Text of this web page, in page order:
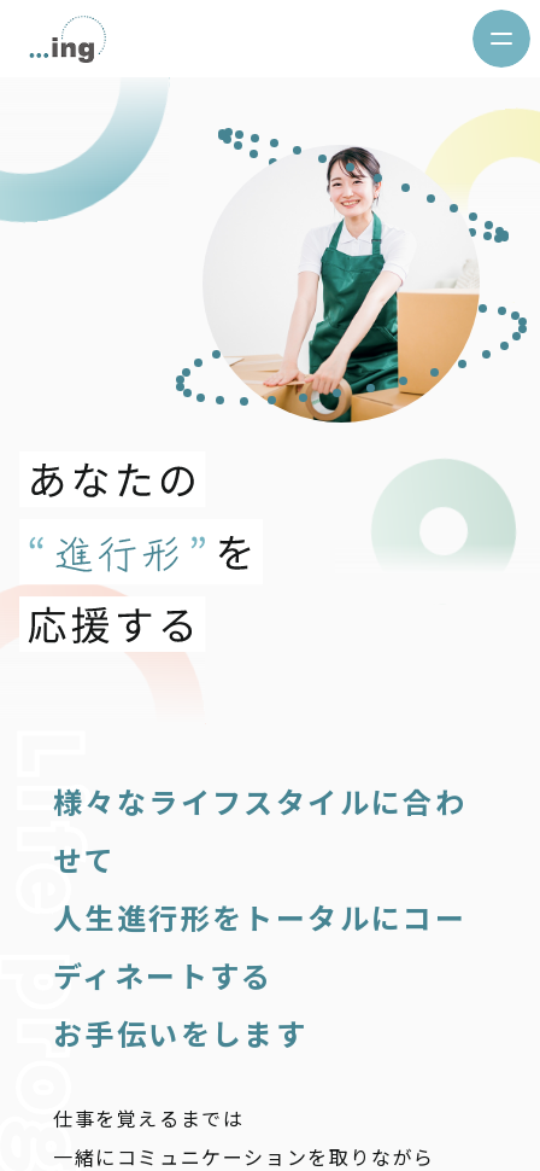
様々なライフスタイルに合わ
せて
人生進行形をトータルにコー
ディネートする
お手伝いをします
仕事を覚えるまでは
一緒にコミュニケーションを取りながら